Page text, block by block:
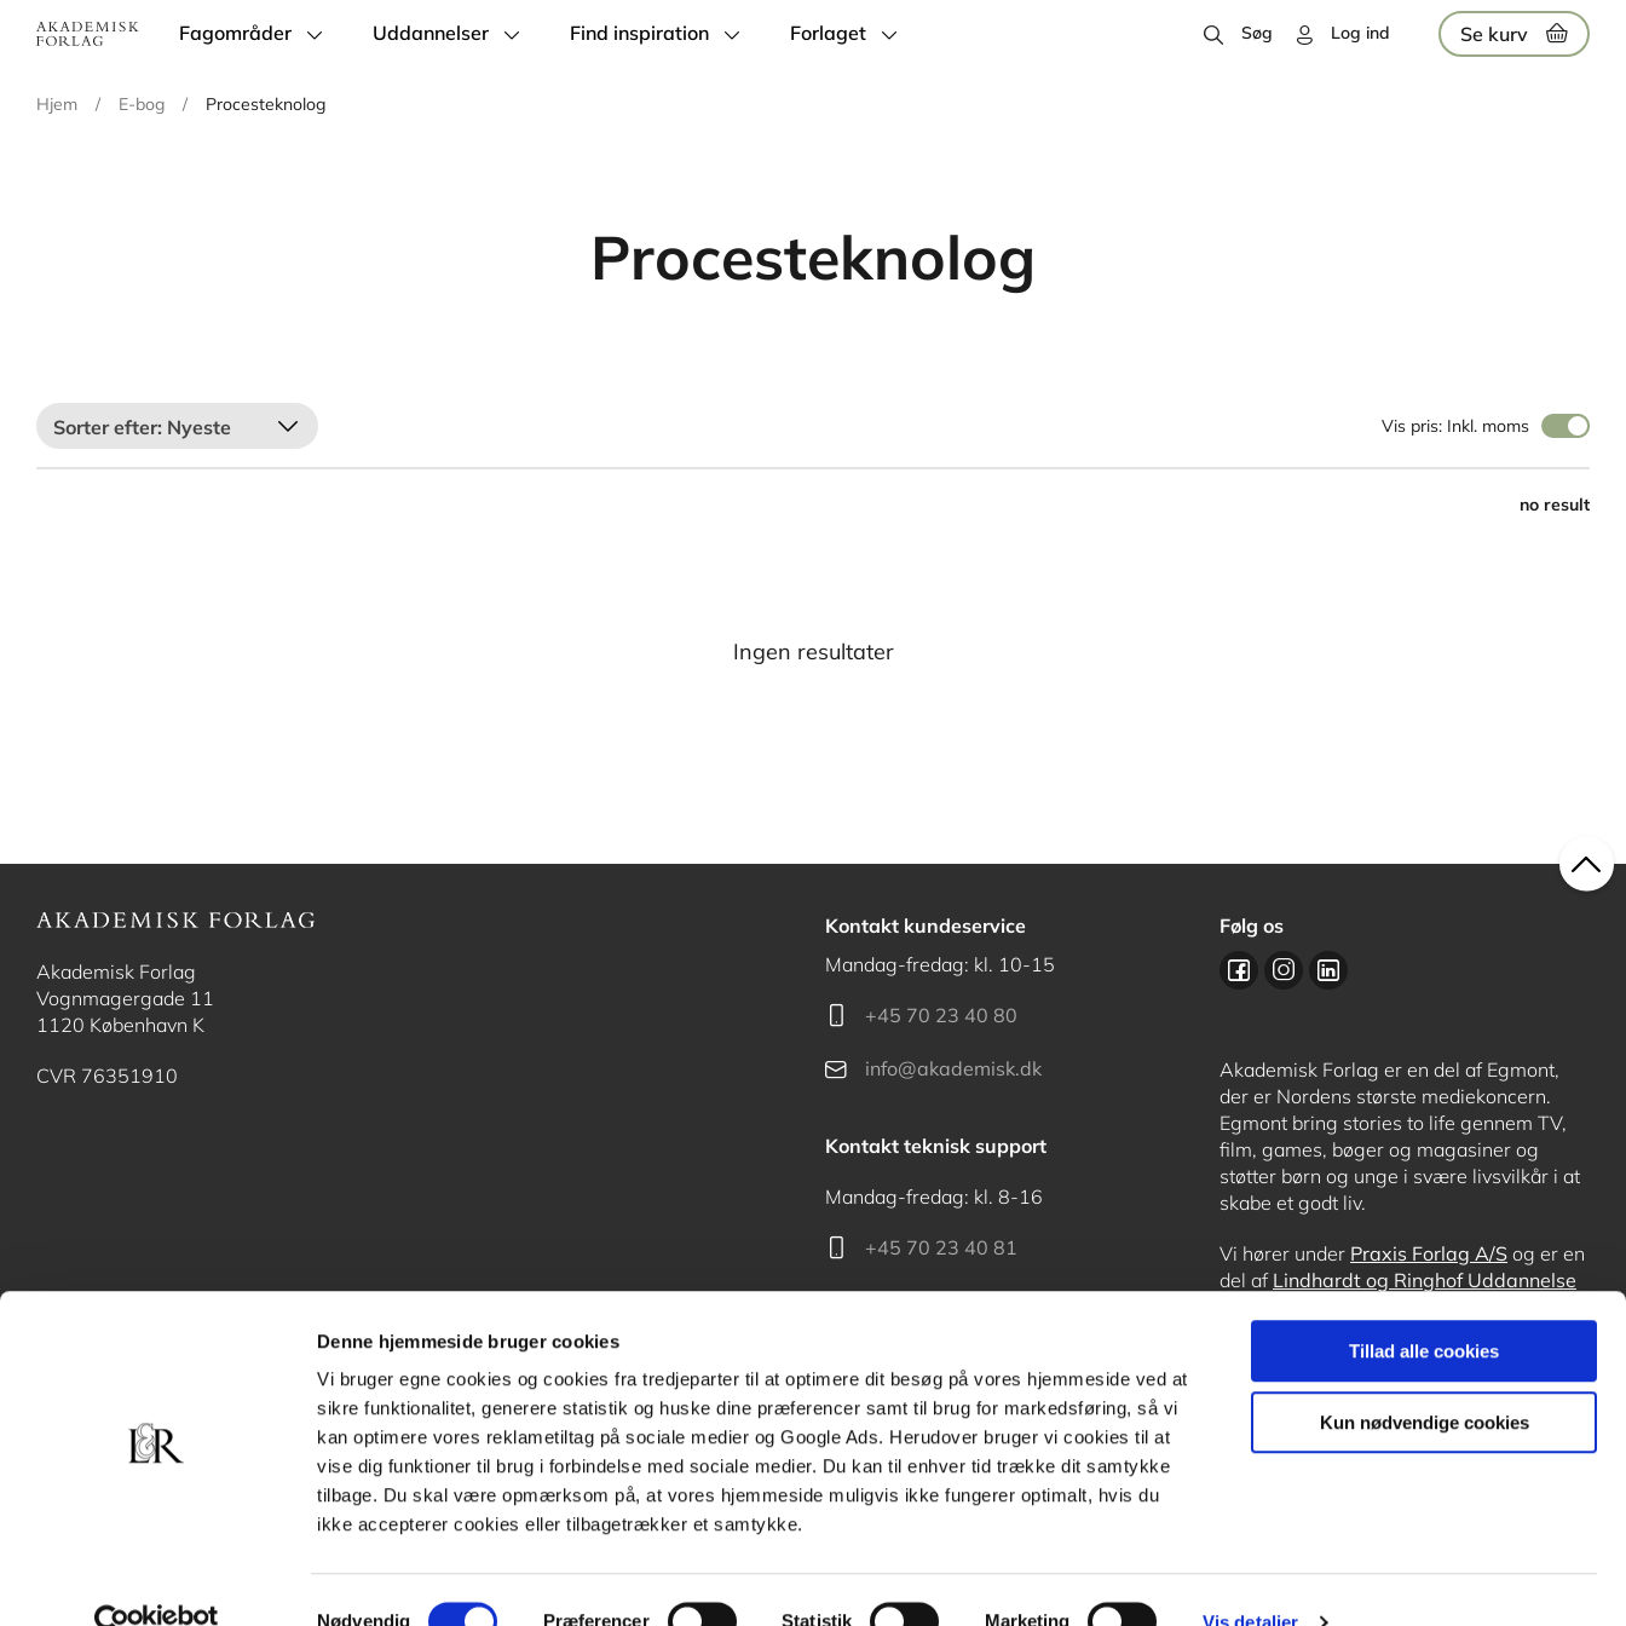
Denne hjemmeside bruger cookies
Vi bruger egne cookies og cookies fra tredjeparter til at optimere dit besøg på vores hjemmeside ved at
sikre funktionalitet, generere statistik og huske dine præferencer samt til brug for markedsføring, så vi
kan optimere vores reklametiltag på sociale medier og Google Ads. Herudover bruger vi cookies til at
vise dig funktioner til brug i forbindelse med sociale medier. Du kan til enhver tid trække dit samtykke
tilbage. Du skal være opmærksom på, at vores hjemmeside muligvis ikke fungerer optimalt, hvis du
ikke accepterer cookies eller tilbagetrækker et samtykke.
Samtykkevalg
Nødvendig Præferencer Statistik Marketing Vis detaljer
Tillad alle cookies
Kun nødvendige cookies
Main
Fagområder Uddannelser Find inspiration Forlaget Søg Log ind Se kurv
Hjem / E-bog / Procesteknolog
Procesteknolog
Nyeste Vis pris: Inkl. moms
no result
Ingen resultater
Akademisk Forlag
Vognmagergade 11
1120 København K
CVR 76351910
Kontakt kundeservice
Mandag-fredag: kl. 10-15
+45 70 23 40 80
info@akademisk.dk
Kontakt teknisk support
Mandag-fredag: kl. 8-16
+45 70 23 40 81
Kontakt receptionen
+45 70 24 00 00
Følg os
Akademisk Forlag er en del af Egmont,
der er Nordens største mediekoncern.
Egmont bring stories to life gennem TV,
film, games, bøger og magasiner og
støtter børn og unge i svære livsvilkår i at
skabe et godt liv.
Vi hører under Praxis Forlag A/S og er en
del af Lindhardt og Ringhof Uddannelse
OrdblindetræningogForstå.dk.